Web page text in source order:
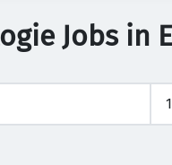
Jobs in